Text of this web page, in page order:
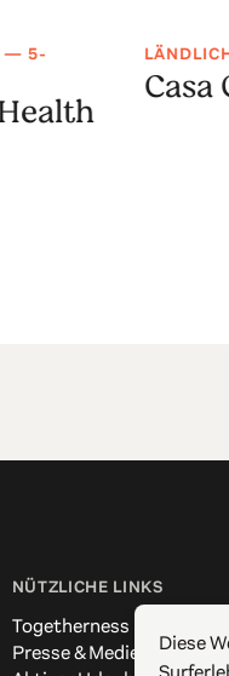
— 5-
Casa
NÜTZLICHE LINKS
Togetherness
Presse & Medien
Diese